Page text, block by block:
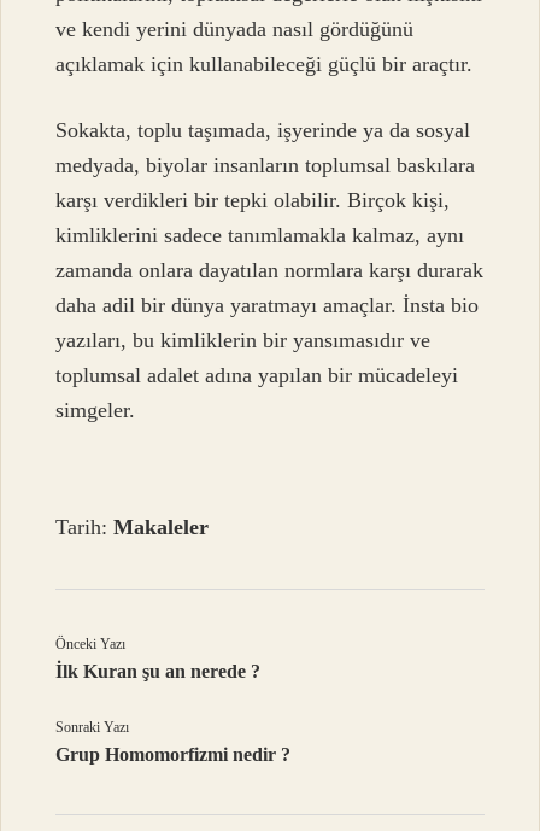
ve kendi yerini dünyada nasıl gördüğünü
açıklamak için kullanabileceği güçlü bir araçtır.
Sokakta, toplu taşımada, işyerinde ya da sosyal
medyada, biyolar insanların toplumsal baskılara
karşı verdikleri bir tepki olabilir. Birçok kişi,
kimliklerini sadece tanımlamakla kalmaz, aynı
zamanda onlara dayatılan normlara karşı durarak
daha adil bir dünya yaratmayı amaçlar. İnsta bio
yazıları, bu kimliklerin bir yansımasıdır ve
toplumsal adalet adına yapılan bir mücadeleyi
simgeler.
Tarih:Makaleler
Önceki Yazı
İlk Kuran şu an nerede ?
Sonraki Yazı
Grup Homomorfizmi nedir ?